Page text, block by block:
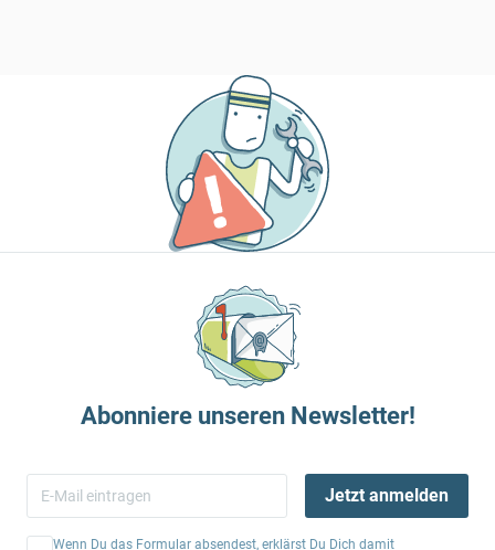
Abonniere unseren Newsletter!
Jetzt anmelden
Wenn Du das Formular absendest, erklärst Du Dich damit